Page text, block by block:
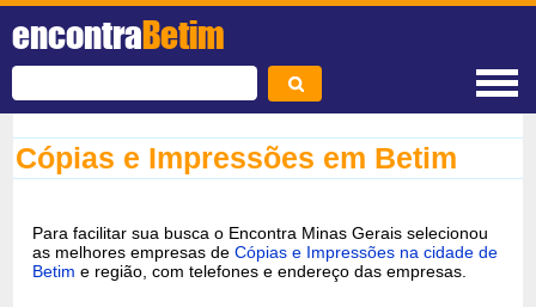
encontraBetim
Cópias e Impressões em Betim
Para facilitar sua busca o Encontra Minas Gerais selecionou
as melhores empresas deCópias e Impressões na cidade de
Betim e região, com telefones e endereço das empresas.